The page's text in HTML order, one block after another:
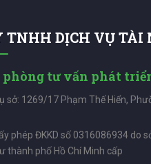
TNHH DỊCH VỤ TÀI
phòng tư vấn phát
sở: 1269/17 Phạm Thế Hiển,
phép ĐKKD số 0316086934 do
thành phố Hồ Chí Minh cấp